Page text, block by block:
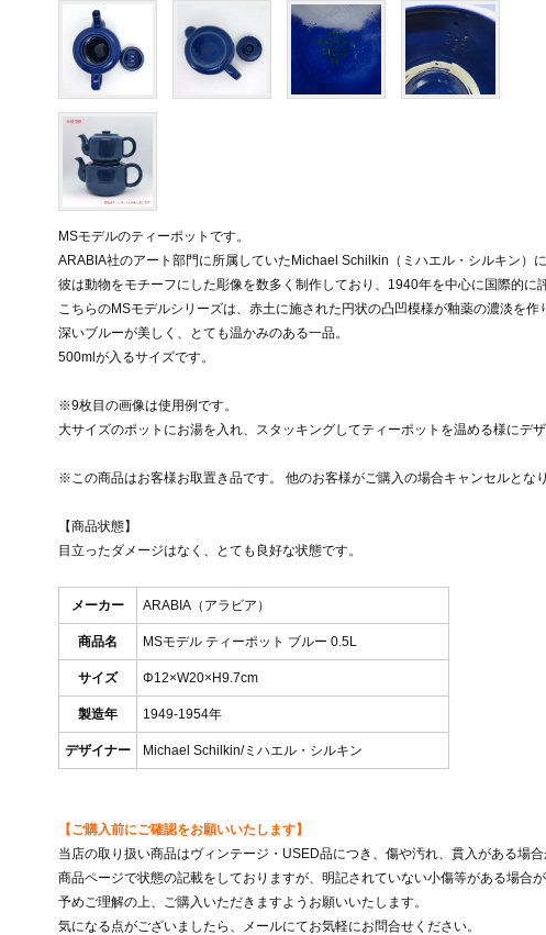
MSモデルのティーポットです。
ARABIA社のアート部門に所属していたMichael Schilkin（ミハエル・シルキン）に
彼は動物をモチーフにした彫像を数多く制作しており、1940年を中心に国際的に
こちらのMSモデルシリーズは、赤土に施された円状の凸凹模様が釉薬の濃淡を作
深いブルーが美しく、とても温かみのある一品。
500mlが入るサイズです。
※9枚目の画像は使用例です。
大サイズのポットにお湯を入れ、スタッキングしてティーポットを温める様にデザ
※この商品はお客様お取置き品です。 他のお客様がご購入の場合キャンセルとな
【商品状態】
目立ったダメージはなく、とても良好な状態です。
メーカー ARABIA（アラビア）
商品名 MSモデル ティーポット ブルー 0.5L
サイズ Φ12×W20×H9.7cm
製造年 1949-1954年
デザイナー Michael Schilkin/ミハエル・シルキン
【ご購入前にご確認をお願いいたします】
当店の取り扱い商品はヴィンテージ・USED品につき、傷や汚れ、貫入がある場合
商品ページで状態の記載をしておりますが、明記されていない小傷等がある場合が
予めご理解の上、ご購入いただきますようお願いいたします。
気になる点がございましたら、メールにてお気軽にお問合せください。